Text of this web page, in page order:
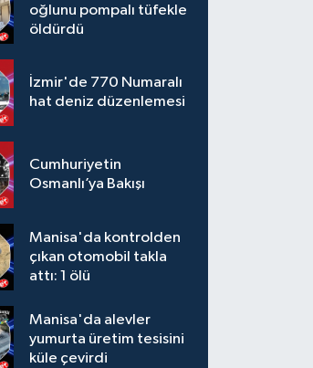
oğlunu pompalı tüfekle
öldürdü
İzmir'de 770 Numaralı
hat deniz düzenlemesi
Cumhuriyetin
Osmanlı’ya Bakışı
Manisa'da kontrolden
çıkan otomobil takla
attı: 1 ölü
Manisa'da alevler
yumurta üretim tesisini
küle çevirdi